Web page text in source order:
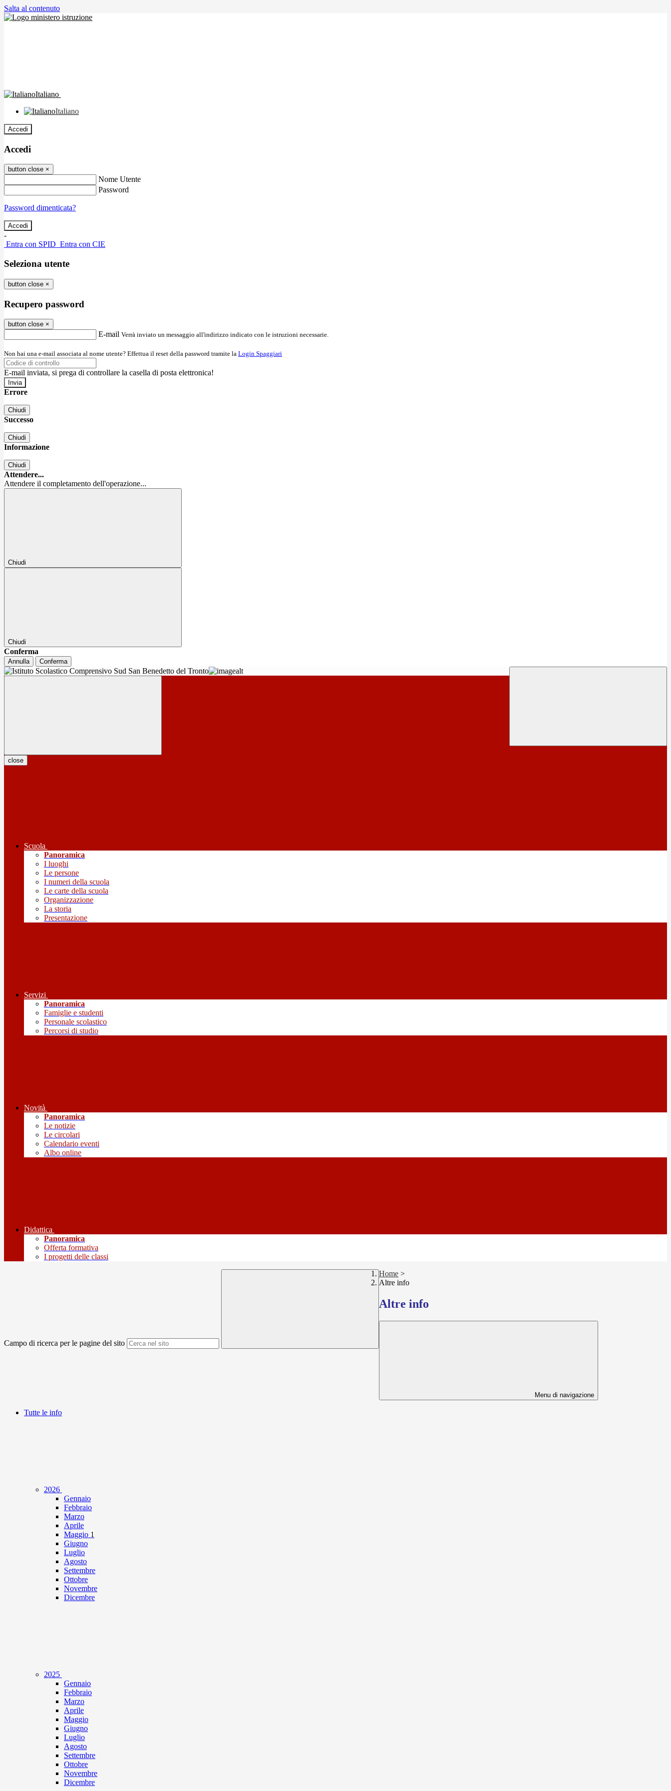
Salta al contenuto
Italiano
Italiano
Accedi
Accedi
button close ×
Nome Utente
Password
Password dimenticata?
-
Entra con SPID Entra con CIE
Seleziona utente
button close ×
Recupero password
button close ×
E-mail Verrà inviato un messaggio all'indirizzo indicato con le istruzioni necessarie.
Non hai una e-mail associata al nome utente? Effettua il reset della password tramite la Login Spaggiari
E-mail inviata, si prega di controllare la casella di posta elettronica!
Errore
Chiudi
Successo
Chiudi
Informazione
Chiudi
Attendere...
Attendere il completamento dell'operazione...
Chiudi
Chiudi
Conferma
Annulla Conferma
close
Scuola
Panoramica
I luoghi
Le persone
I numeri della scuola
Le carte della scuola
Organizzazione
La storia
Presentazione
Servizi
Panoramica
Famiglie e studenti
Personale scolastico
Percorsi di studio
Novità
Panoramica
Le notizie
Le circolari
Calendario eventi
Albo online
Didattica
Panoramica
Offerta formativa
I progetti delle classi
Campo di ricerca per le pagine del sito
Home >
Altre info
Altre info
Menu di navigazione
Tutte le info
2026
Gennaio
Febbraio
Marzo
Aprile
Maggio 1
Giugno
Luglio
Agosto
Settembre
Ottobre
Novembre
Dicembre
2025
Gennaio
Febbraio
Marzo
Aprile
Maggio
Giugno
Luglio
Agosto
Settembre
Ottobre
Novembre
Dicembre